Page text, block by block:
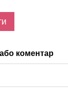
коментар